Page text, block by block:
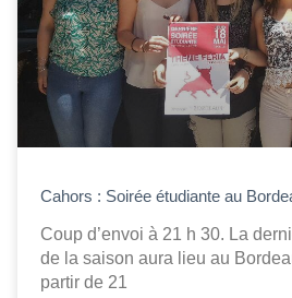
Cahors : Soirée étudiante au
Coup d’envoi à 21 h 30. La
de la saison aura lieu au
partir de 21